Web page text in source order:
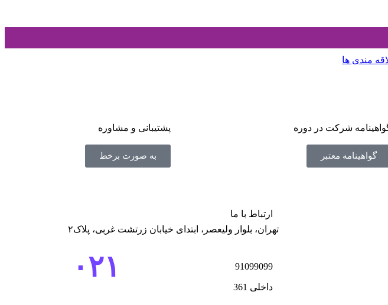
مندی ها
شرکت در دوره
گواهینامه معتبر
پشتیبانی و مشاوره
به صورت برخط
ارتباط با ما
تهران، بلوار ولیعصر، ابتدای خیابان زرتشت غربی، پلاک۲
۰۲۱ 91099099
داخلی 361